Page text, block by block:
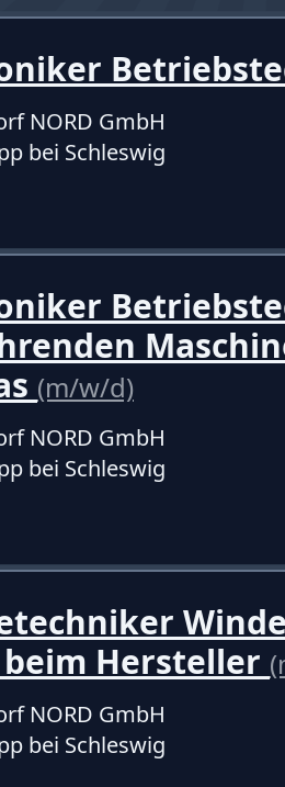
NORD GmbH
bei Schleswig
(m/w/d)
NORD GmbH
bei Schleswig
Hersteller
NORD GmbH
bei Schleswig